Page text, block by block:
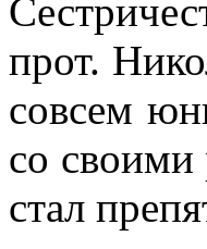
прот.
совсем
со своими
стал